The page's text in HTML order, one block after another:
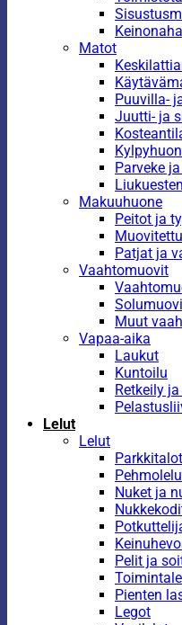
Matot
Puuvilla-
Juutti- ja
Parveke
Makuuhuone
Peitot ja
Patjat ja
Vaahtomuovit
Muut
Vapaa-aika
Laukut
Kuntoilu
Retkeily
Lelut
Lelut
Nuket ja
Pelit ja
Pienten
Legot